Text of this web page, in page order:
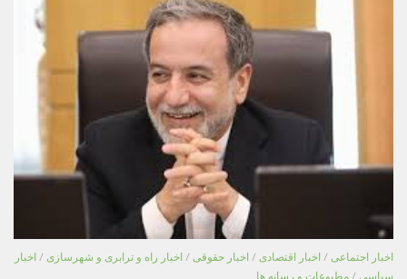
اخبار اجتماعی / اخبار اقتصادی / اخبار حقوقی / اخبار راه و ترابری و شهرسازی / اخبار